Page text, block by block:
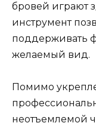
бровей играют
инструмент
поддерживать
желаемый вид.​
Помимо
неотъемлемой